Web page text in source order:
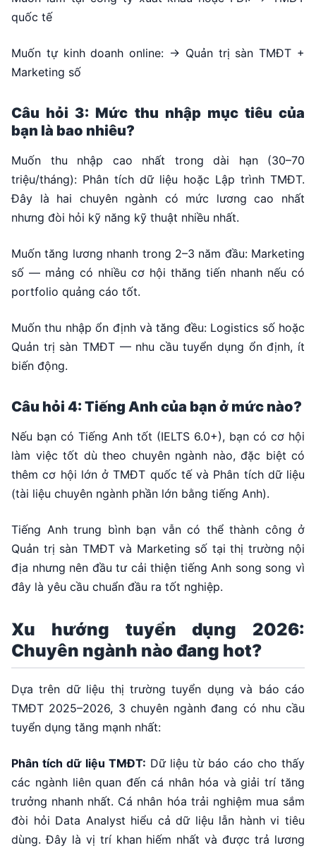
quốc tế
Muốn tự kinh doanh online: → Quản trị sàn TMĐT +
Marketing số
Câu hỏi 3: Mức thu nhập mục tiêu của
bạn là bao nhiêu?
Muốn thu nhập cao nhất trong dài hạn (30–70
triệu/tháng): Phân tích dữ liệu hoặc Lập trình TMĐT.
Đây là hai chuyên ngành có mức lương cao nhất
nhưng đòi hỏi kỹ năng kỹ thuật nhiều nhất.
Muốn tăng lương nhanh trong 2–3 năm đầu: Marketing
số — mảng có nhiều cơ hội thăng tiến nhanh nếu có
portfolio quảng cáo tốt.
Muốn thu nhập ổn định và tăng đều: Logistics số hoặc
Quản trị sàn TMĐT — nhu cầu tuyển dụng ổn định, ít
biến động.
Câu hỏi 4: Tiếng Anh của bạn ở mức nào?
Nếu bạn có Tiếng Anh tốt (IELTS 6.0+), bạn có cơ hội
làm việc tốt dù theo chuyên ngành nào, đặc biệt có
thêm cơ hội lớn ở TMĐT quốc tế và Phân tích dữ liệu
(tài liệu chuyên ngành phần lớn bằng tiếng Anh).
Tiếng Anh trung bình bạn vẫn có thể thành công ở
Quản trị sàn TMĐT và Marketing số tại thị trường nội
địa nhưng nên đầu tư cải thiện tiếng Anh song song vì
đây là yêu cầu chuẩn đầu ra tốt nghiệp.
Xu hướng tuyển dụng 2026:
Chuyên ngành nào đang hot?
Dựa trên dữ liệu thị trường tuyển dụng và báo cáo
TMĐT 2025–2026, 3 chuyên ngành đang có nhu cầu
tuyển dụng tăng mạnh nhất:
Phân tích dữ liệu TMĐT: Dữ liệu từ báo cáo cho thấy
các ngành liên quan đến cá nhân hóa và giải trí tăng
trưởng nhanh nhất. Cá nhân hóa trải nghiệm mua sắm
đòi hỏi Data Analyst hiểu cả dữ liệu lẫn hành vi tiêu
dùng. Đây là vị trí khan hiếm nhất và được trả lương